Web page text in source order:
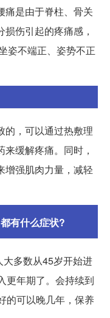
痛是由于脊柱、骨关
伤引起的疼痛感，
姿不端正、姿势不正
的，可以通过热敷理
缓解疼痛。同时，
增强肌肉力量，减轻
有什么症状?
多数从45岁开始进
更年期了。会持续到
的可以晚几年，保养